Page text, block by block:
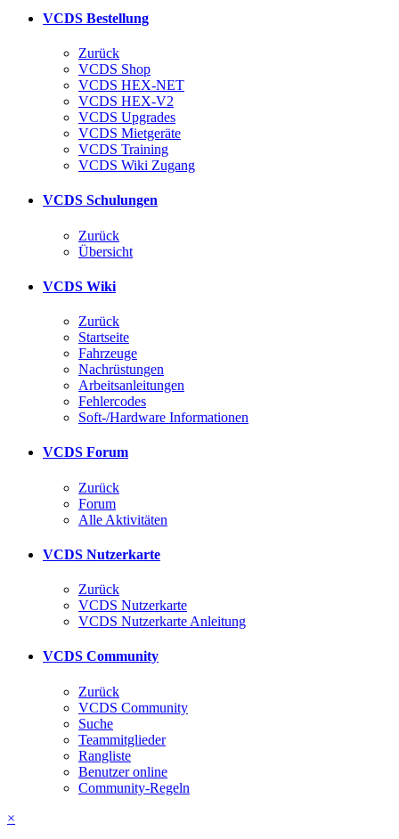
VCDS Bestellung
Zurück
VCDS Shop
VCDS HEX-NET
VCDS HEX-V2
VCDS Upgrades
VCDS Mietgeräte
VCDS Training
VCDS Wiki Zugang
VCDS Schulungen
Zurück
Übersicht
VCDS Wiki
Zurück
Startseite
Fahrzeuge
Nachrüstungen
Arbeitsanleitungen
Fehlercodes
Soft-/Hardware Informationen
VCDS Forum
Zurück
Forum
Alle Aktivitäten
VCDS Nutzerkarte
Zurück
VCDS Nutzerkarte
VCDS Nutzerkarte Anleitung
VCDS Community
Zurück
VCDS Community
Suche
Teammitglieder
Rangliste
Benutzer online
Community-Regeln
×